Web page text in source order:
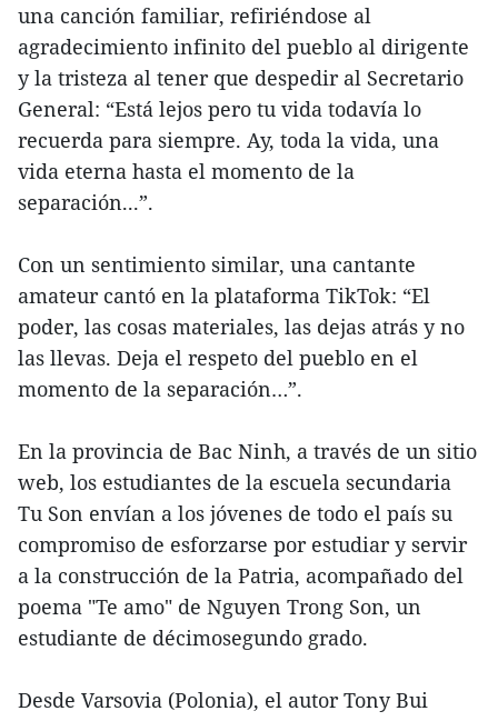
una canción familiar, refiriéndose al
agradecimiento infinito del pueblo al dirigente
y la tristeza al tener que despedir al Secretario
General: “Está lejos pero tu vida todavía lo
recuerda para siempre. Ay, toda la vida, una
vida eterna hasta el momento de la
separación...”.
Con un sentimiento similar, una cantante
amateur cantó en la plataforma TikTok: “El
poder, las cosas materiales, las dejas atrás y no
las llevas. Deja el respeto del pueblo en el
momento de la separación…”.
En la provincia de Bac Ninh, a través de un sitio
web, los estudiantes de la escuela secundaria
Tu Son envían a los jóvenes de todo el país su
compromiso de esforzarse por estudiar y servir
a la construcción de la Patria, acompañado del
poema "Te amo" de Nguyen Trong Son, un
estudiante de décimosegundo grado.
Desde Varsovia (Polonia), el autor Tony Bui